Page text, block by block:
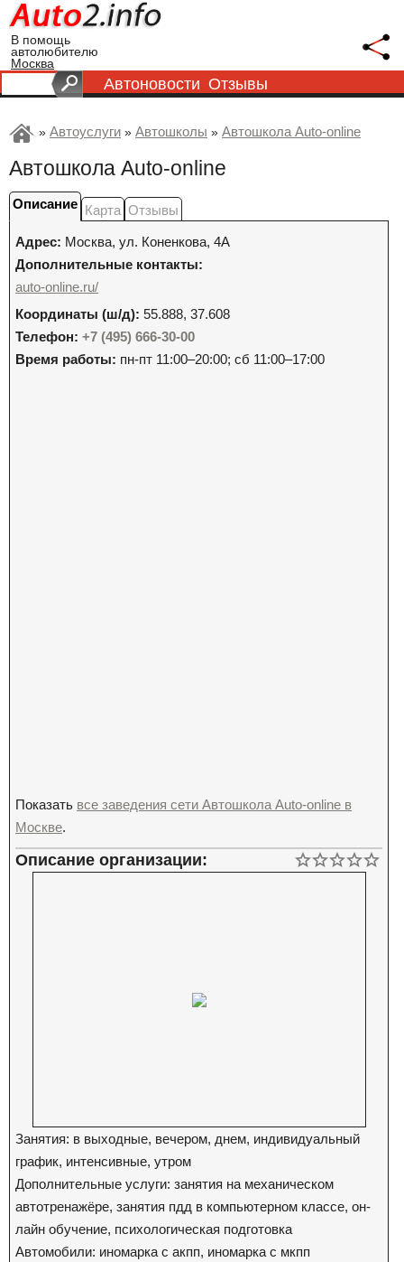
В помощь
автолюбителю
Москва
Автоновости Отзывы
» Автоуслуги » Автошколы » Автошкола Auto-online
Автошкола Auto-online
Описание Карта Отзывы
Адрес: Москва, ул. Коненкова, 4А
Дополнительные контакты:
auto-online.ru/
Координаты (ш/д): 55.888, 37.608
Телефон: +7 (495) 666-30-00
Время работы: пн-пт 11:00–20:00; сб 11:00–17:00
Показать все заведения сети Автошкола Auto-online в
Москве.
Описание организации:
Занятия: в выходные, вечером, днем, индивидуальный
график, интенсивные, утром
Дополнительные услуги: занятия на механическом
автотренажёре, занятия пдд в компьютерном классе, он-
лайн обучение, психологическая подготовка
Автомобили: иномарка с акпп, иномарка с мкпп